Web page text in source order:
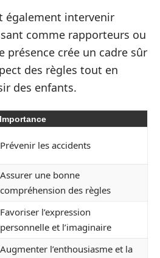
également intervenir
comme rapporteurs ou
présence crée un cadre sûr
des règles tout en
des enfants.
Importance
Prévenir les accidents
Assurer une bonne
compréhension des règles
Favoriser l’expression
personnelle et l’imaginaire
Augmenter l’enthousiasme et la